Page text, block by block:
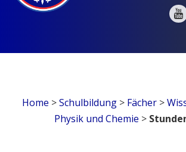
Home >Schulbildung> Fächer>
Physik und Chemie >